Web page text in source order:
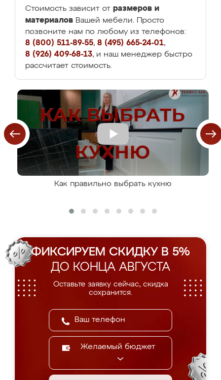
Стоимость зависит от размеров и
материалов Вашей мебели. Просто
позвоните нам по любому из телефонов:
8 (800) 511-89-55, 8 (495) 665-24-01,
8 (926) 409-68-13, и наш менеджер быстро
рассчитает стоимость.
Как правильно выбрать кухню
ФИКСИРУЕМ СКИДКУ В 5%
ДО КОНЦА АВГУСТА
Оставьте заявку сейчас, скидка
сохранится.
Желаемый бюджет